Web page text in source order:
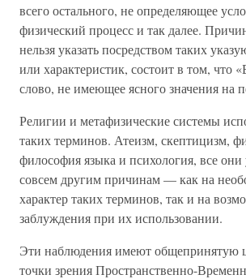
всего остального, не определяющее
физический процесс и так далее.
нельзя указать посредством таких
или характеристик, состоит в том, что
слово, не имеющее ясного значения на
Религии и метафизические системы
таких терминов. Атеизм, скептицизм,
философия языка и психология, все
совсем другим причинам — как на
характер таких терминов, так и на
заблуждения при их использовании.
Эти наблюдения имеют общепринятую
точки зрения Пространственно-